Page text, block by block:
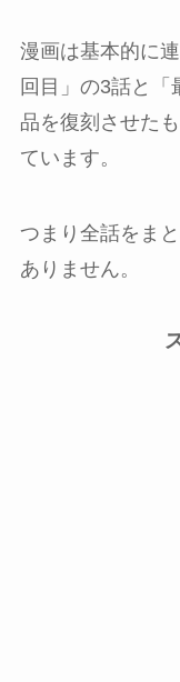
漫画は基本的に
回目」の3話と
品を復刻させた
ています。
つまり全話をま
ありません。